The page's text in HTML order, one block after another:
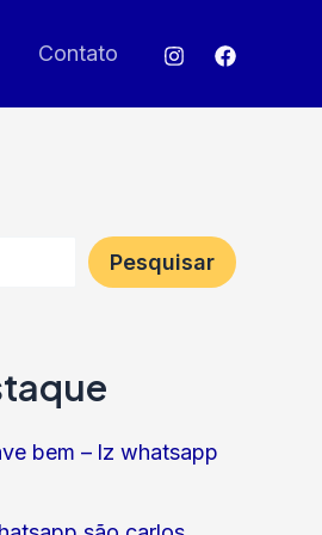
Contato
Pesquisar
bem – lz whatsapp